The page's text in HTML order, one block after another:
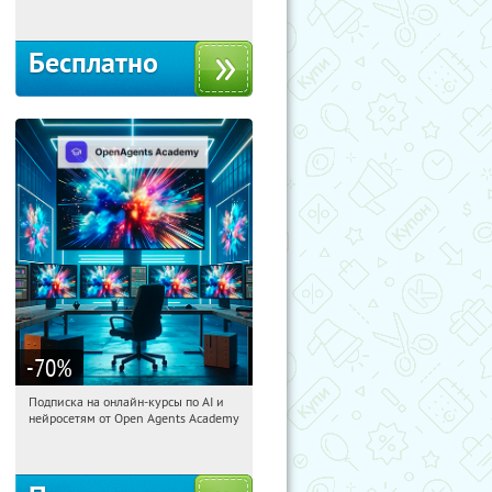
Бесплатно
-70%
21:36:19 Получили:
Подписка на онлайн-курсы по AI и
нейросетям от Open Agents Academy